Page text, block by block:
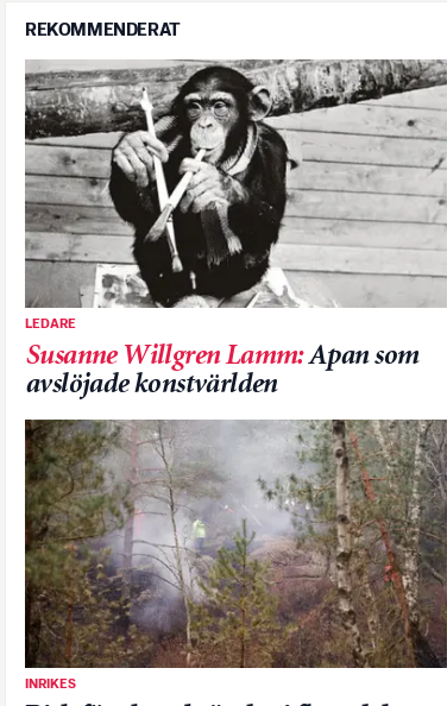
REKOMMENDERAT
LEDARE
Susanne Willgren Lamm:Apan som
avslöjade konstvärlden
INRIKES